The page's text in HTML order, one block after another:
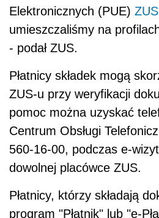
Elektronicznych (PUE) ZUS
umieszczaliśmy na
- podał ZUS.
Płatnicy składek mogą
ZUS-u przy weryfikacji
pomoc można uzyskać
Centrum Obsługi
560-16-00, podczas e-
dowolnej placówce ZUS.
Płatnicy, którzy składają
program "Płatnik" lub "e-